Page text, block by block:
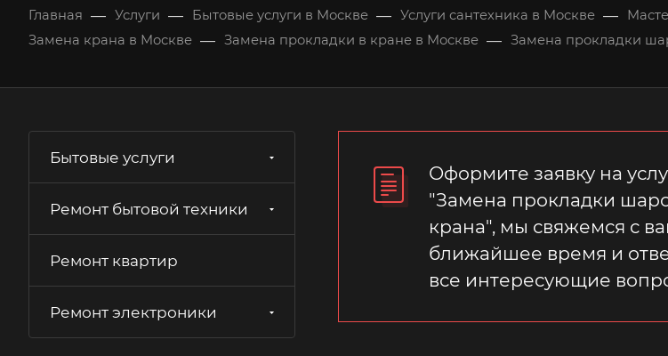
Главная — Услуги — Бытовые услуги в Москве — Услуги сантехника в Москве —
Замена крана в Москве — Замена прокладки в кране в Москве — Замена прокладки
Оформите заявку на
"Замена прокладки
крана", мы свяжемся с
ближайшее время и
все интересующие
Бытовые услуги
Ремонт бытовой техники
Ремонт квартир
Ремонт электроники